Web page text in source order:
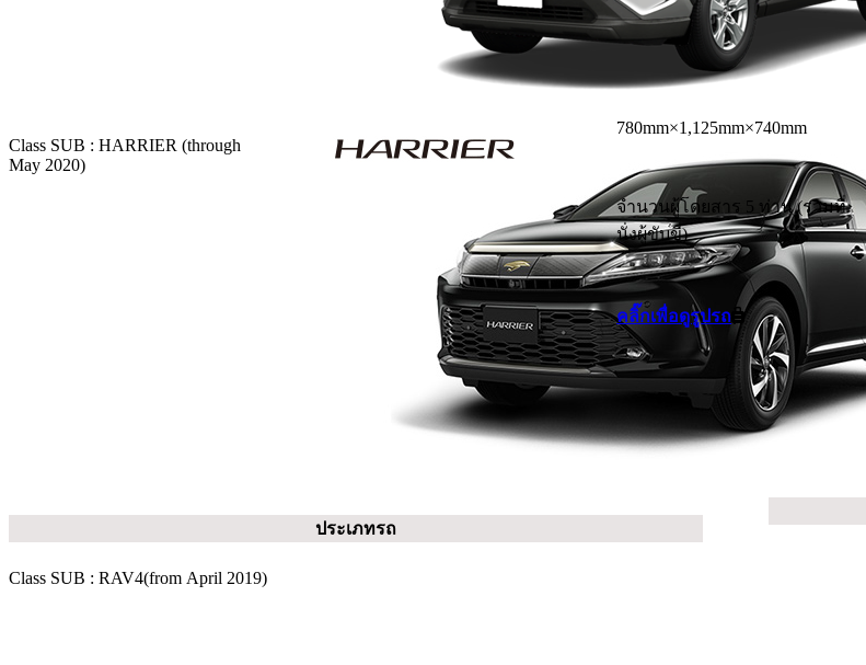
Class SUB : HARRIER (through
May 2020)
780mm×1,125mm×740mm
จำนวนผู้โดยสาร 5 ท่าน (รวมที่
นั่งผู้ขับขี่)
คลิ๊กเพื่อดูรูปรถ
ประเภทรถ
Class SUB : RAV4(from April 2019)